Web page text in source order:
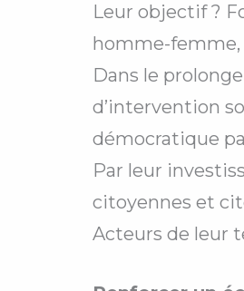
Leur objectif ?
homme-femme,
Dans le
d’intervention
démocratique
Par leur
citoyennes et
Acteurs de leur